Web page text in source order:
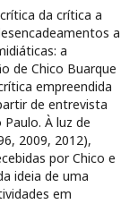
da crítica a
a
a
de Chico Buarque
empreendida
de entrevista
À luz de
2009, 2012),
por Chico e
ideia de uma
em